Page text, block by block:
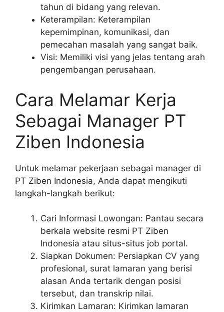
tahun di bidang yang relevan.
Keterampilan: Keterampilan
kepemimpinan, komunikasi, dan
pemecahan masalah yang sangat baik.
Visi: Memiliki visi yang jelas tentang arah
pengembangan perusahaan.
Cara Melamar Kerja
Sebagai Manager PT
Ziben Indonesia
Untuk melamar pekerjaan sebagai manager di
PT Ziben Indonesia, Anda dapat mengikuti
langkah-langkah berikut:
Cari Informasi Lowongan: Pantau secara
berkala website resmi PT Ziben
Indonesia atau situs-situs job portal.
Siapkan Dokumen: Persiapkan CV yang
profesional, surat lamaran yang berisi
alasan Anda tertarik dengan posisi
tersebut, dan transkrip nilai.
Kirimkan Lamaran: Kirimkan lamaran